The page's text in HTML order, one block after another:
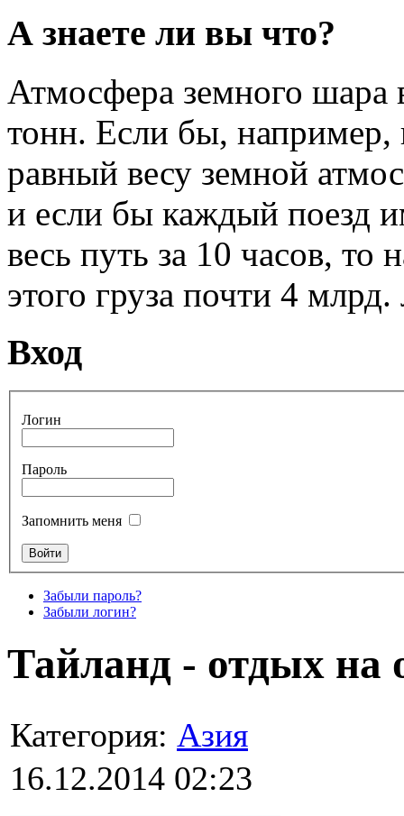
А знаете ли вы что?
Атмосфера земного шара
тонн. Если бы, например,
равный весу земной
и если бы каждый поезд
весь путь за 10 часов, то
этого груза почти 4 млрд.
Вход
Логин
Пароль
Запомнить меня
Забыли пароль?
Забыли логин?
Тайланд - отдых на
Категория: Азия
16.12.2014 02:23